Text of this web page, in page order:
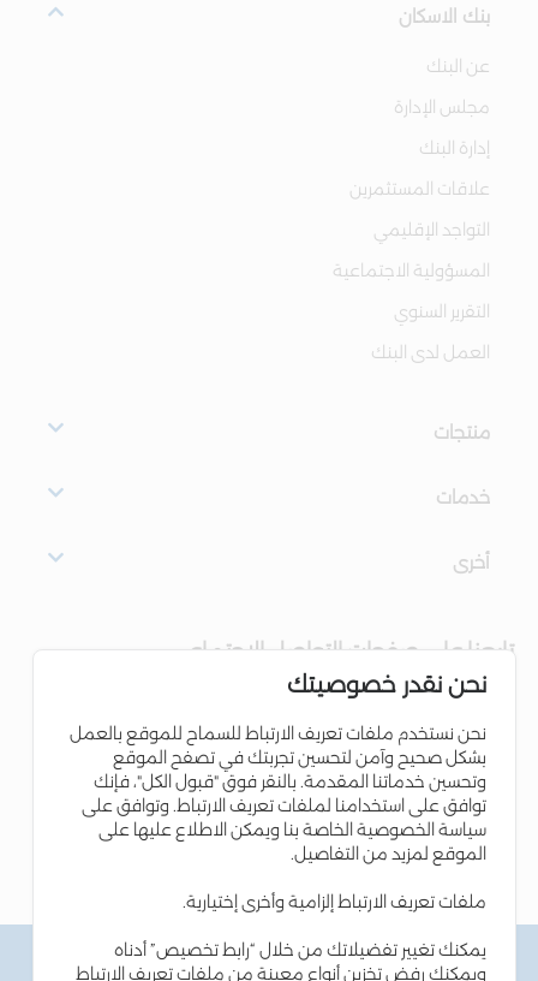
بنك الاسكان
عن البنك
مجلس الإدارة
إدارة البنك
علاقات المستثمرين
التواجد الإقليمي
المسؤولية الاجتماعية
التقرير السنوي
العمل لدى البنك
منتجات
خدمات
أخرى
تابعنا على صفحات التواصل الاجتماعي
الشروط والاحكام
نحن نقدر خصوصيتك
نحن نستخدم ملفات تعريف الارتباط للسماح للموقع بالعمل
بشكل صحيح وآمن لتحسين تجربتك في تصفح الموقع
وتحسين خدماتنا المقدمة. بالنقر فوق "قبول الكل"، فإنك
توافق على استخدامنا لملفات تعريف الارتباط. وتوافق على
سياسة الخصوصية الخاصة بنا ويمكن الاطلاع عليها على
الموقع لمزيد من التفاصيل.
ملفات تعريف الارتباط إلزامية وأخرى إختيارية.
يمكنك تغيير تفضيلاتك من خلال “رابط تخصيص” أدناه
ويمكنك رفض تخزين أنواع معينة من ملفات تعريف الارتباط